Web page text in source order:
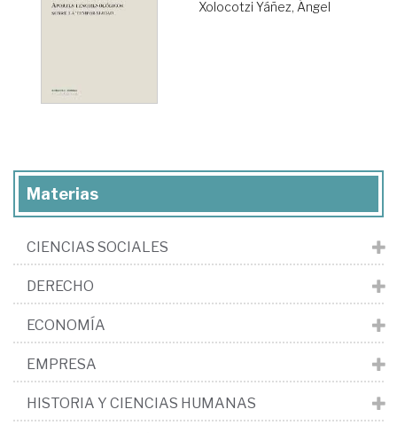
Xolocotzi Yáñez, Ángel
Materias
CIENCIAS SOCIALES
DERECHO
ECONOMÍA
EMPRESA
HISTORIA Y CIENCIAS HUMANAS